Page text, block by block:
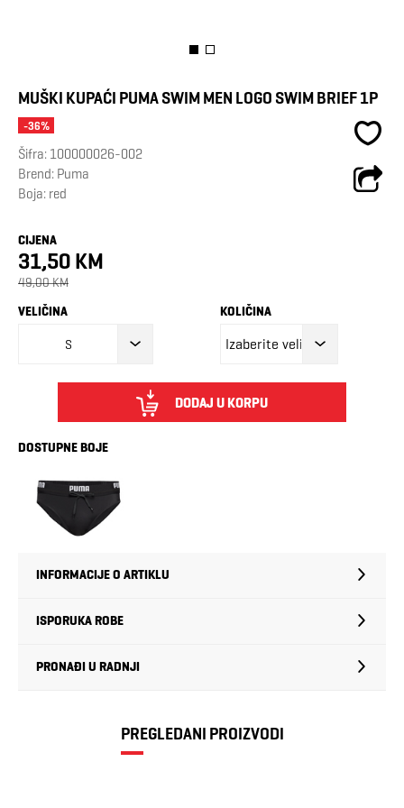
MUŠKI KUPAĆI PUMA SWIM MEN LOGO SWIM BRIEF 1P
-36%
Šifra: 100000026-002
Brend: Puma
Boja: red
CIJENA
31,50 KM
49,00 KM
VELIČINA
S
KOLIČINA
DODAJ U KORPU
DOSTUPNE BOJE
INFORMACIJE O ARTIKLU
ISPORUKA ROBE
PRONAĐI U RADNJI
PREGLEDANI PROIZVODI